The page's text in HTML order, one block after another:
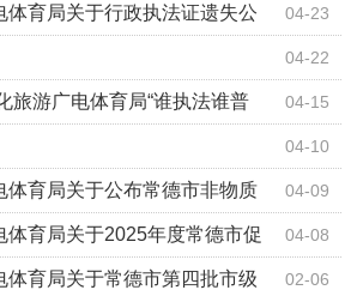
04-23
体育局关于行政执法证遗失公
04-22
04-15
旅游广电体育局“谁执法谁普
04-10
04-09
体育局关于公布常德市非物质
04-08
体育局关于2025年度常德市促
02-06
体育局关于常德市第四批市级